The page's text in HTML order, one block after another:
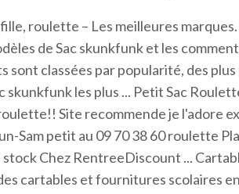
roulette – Les meilleures
de Sac skunkfunk et les
sont classées par popularité, des
skunkfunk les plus ... Petit Sac
Site recommende je l'adore
Sam petit au 09 70 38 60 roulette
Chez RentreeDiscount ...
cartables et fournitures scolaires